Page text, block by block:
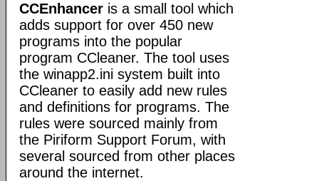
CCEnhancer is a small tool which
adds support for over 450 new
programs into the popular
program CCleaner. The tool uses
the winapp2.ini system built into
CCleaner to easily add new rules
and definitions for programs. The
rules were sourced mainly from
the Piriform Support Forum, with
several sourced from other places
around the internet.